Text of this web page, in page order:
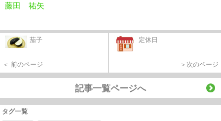
藤田 祐矢
茄子
＜ 前のページ
定休日
＞次のページ
記事一覧ページへ
タグ一覧